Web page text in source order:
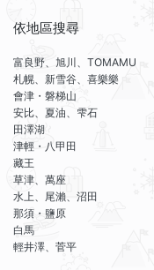
依地區搜尋
富良野、旭川、TOMAMU
札幌、新雪谷、喜樂樂
會津・磐梯山
安比、夏油、雫石
田澤湖
津輕・八甲田
藏王
草津、萬座
水上、尾瀨、沼田
那須・鹽原
白馬
輕井澤、菅平